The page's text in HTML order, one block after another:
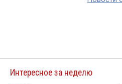
Интересное за неделю